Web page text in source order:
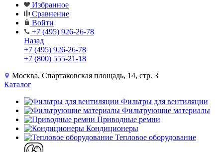
Избранное
Сравнение
Войти
+7 (495) 926-26-78
Назад
+7 (495) 926-26-78
+7 (800) 555-21-18
Москва, Спартаковская площадь, 14, стр. 3
Каталог
Фильтры для вентиляции
Фильтрующие материалы
Приводные ремни
Кондиционеры
Тепловое оборудование